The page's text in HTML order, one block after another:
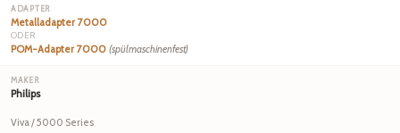
Metalladapter 7000
ODER
POM-Adapter 7000 (spülmaschinenfest)
Philips
Viva / 5000 Series